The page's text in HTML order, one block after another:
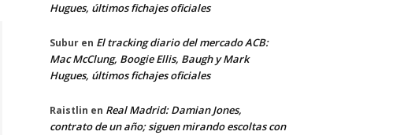
Hugues, últimos fichajes oficiales
Subur en El tracking diario del mercado ACB:
Mac McClung, Boogie Ellis, Baugh y Mark
Hugues, últimos fichajes oficiales
Raistlin en Real Madrid: Damian Jones,
contrato de un año; siguen mirando escoltas con